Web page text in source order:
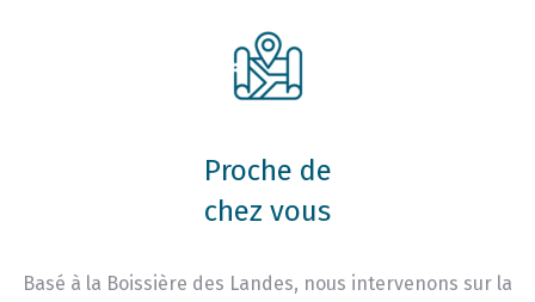
Proche de
chez vous
Basé à la Boissière des Landes, nous intervenons sur la